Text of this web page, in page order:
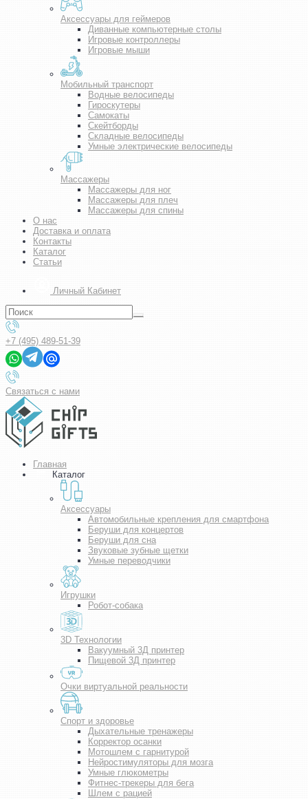
Аксессуары для геймеров
Диванные компьютерные столы
Игровые контроллеры
Игровые мыши
Мобильный транспорт
Водные велосипеды
Гироскутеры
Самокаты
Скейтборды
Складные велосипеды
Умные электрические велосипеды
Массажеры
Массажеры для ног
Массажеры для плеч
Массажеры для спины
О нас
Доставка и оплата
Контакты
Каталог
Статьи
Личный Кабинет
+7 (495) 489-51-39
Связаться с нами
Главная
Каталог
Аксессуары
Автомобильные крепления для смартфона
Беруши для концертов
Беруши для сна
Звуковые зубные щетки
Умные переводчики
Игрушки
Робот-собака
3D Технологии
Вакуумный 3Д принтер
Пищевой 3Д принтер
Очки виртуальной реальности
Спорт и здоровье
Дыхательные тренажеры
Корректор осанки
Мотошлем с гарнитурой
Нейростимуляторы для мозга
Умные глюкометры
Фитнес-трекеры для бега
Шлем с рацией